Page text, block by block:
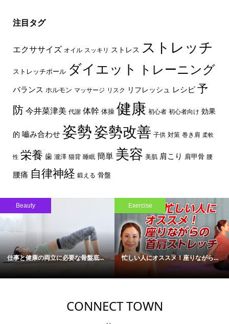
注目タグ
エクササイズ オイル スッキリ ストレス ストレッチ
ストレッチポール ダイエット トレーニング
バランス ホルモン マッサージ リスク リフレッシュ レシピ 予
防 今井菜津美 代謝 体幹 体操 健康 初心者 初心者向け 効果
的 嚙み合わせ 姿勢姿勢改善 子供 対策 巻き肩 柔軟
性 栄養 歯 瀧澤 猫背 睡眠 簡単 美容 美肌 肩こり 肩甲骨 腰
腰痛 自律神経 鍛える 骨盤
Beauty
仕事と健康の両立に必要な骨盤底...
Exercise
忙しい人にオススメ！座りながら...
CONNECT TOWN